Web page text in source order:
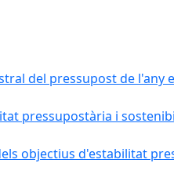
del pressupost de l'any
pressupostària i
objectius d'estabilitat